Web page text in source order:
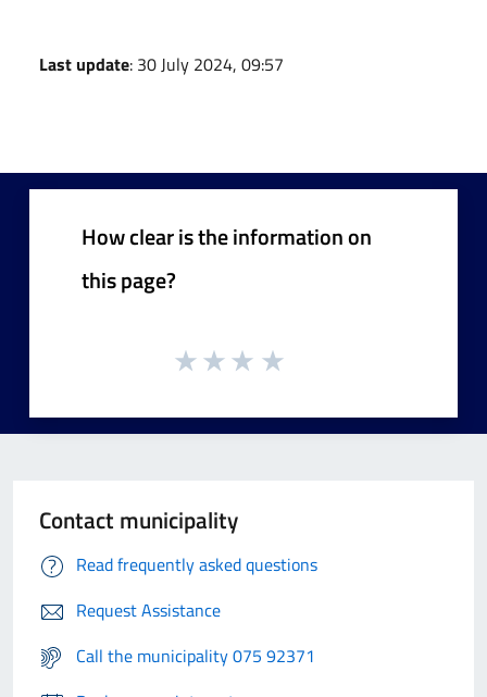
Last update: 30 July 2024, 09:57
How clear is the information on
this page?
Contact municipality
Read frequently asked questions
Request Assistance
Call the municipality 075 92371